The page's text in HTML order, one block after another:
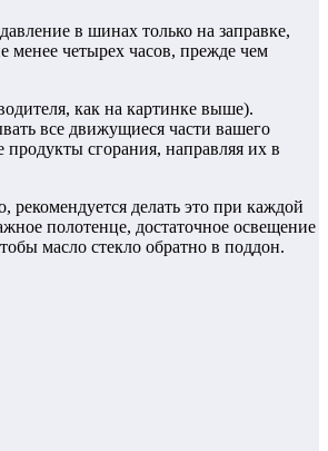
в шинах только на заправке,
менее четырех часов, прежде чем
как на картинке выше).
все движущиеся части вашего
сгорания, направляя их в
рекомендуется делать это при каждой
полотенце, достаточное освещение
масло стекло обратно в поддон.